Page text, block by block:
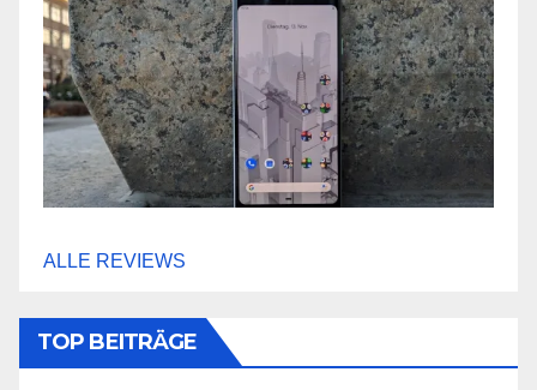
ALLE REVIEWS
TOP BEITRÄGE